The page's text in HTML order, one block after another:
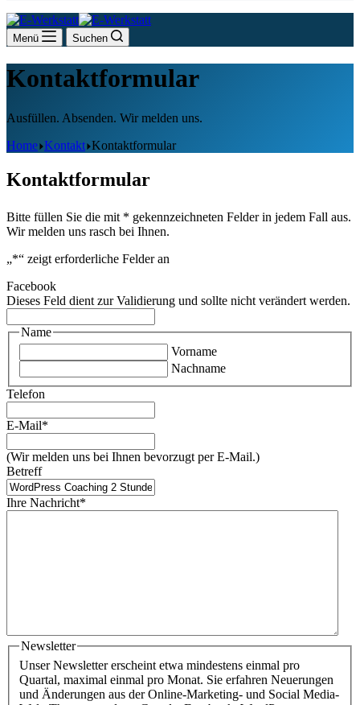
Menü Suchen
Kontaktformular
Ausfüllen. Absenden. Wir melden uns.
Home Kontakt Kontaktformular
Kontaktformular
Bitte füllen Sie die mit * gekennzeichneten Felder in jedem Fall aus.
Wir melden uns rasch bei Ihnen.
„*“ zeigt erforderliche Felder an
Facebook
Dieses Feld dient zur Validierung und sollte nicht verändert werden.
Name
Vorname
Nachname
Telefon
E-Mail*
(Wir melden uns bei Ihnen bevorzugt per E-Mail.)
Betreff
Ihre Nachricht*
Newsletter
Unser Newsletter erscheint etwa mindestens einmal pro
Quartal, maximal einmal pro Monat. Sie erfahren Neuerungen
und Änderungen aus der Online-Marketing- und Social Media-